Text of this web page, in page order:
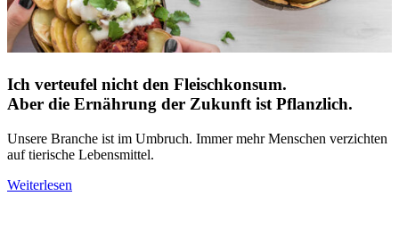
Ich verteufel nicht den Fleischkonsum.
Aber die Ernährung der Zukunft ist Pflanzlich.
Unsere Branche ist im Umbruch. Immer mehr Menschen verzichten
auf tierische Lebensmittel.
Weiterlesen